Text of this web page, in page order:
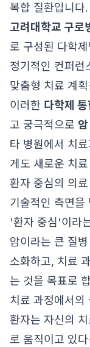
복합 질환입니다.
고려대학교 구로
로 구성된 다학
정기적인 컨퍼런
맞춤형 치료 계
이러한 다학제
고 궁극적으로
타 병원에서 치
게도 새로운 치
환자 중심의 의
기술적인 측면을
'환자 중심'이라
암이라는 큰 질
소화하고, 치료
는 것을 목표로
치료 과정에서의
환자는 자신의
로 움직이고 있